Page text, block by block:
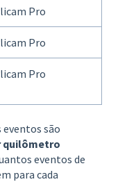
Pro
Pro
Pro
eventos são
quilômetro
eventos de
para cada